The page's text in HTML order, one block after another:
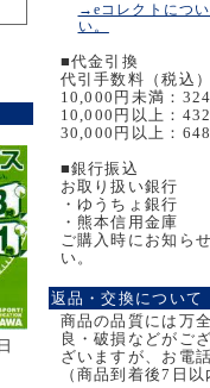
→eコレクトにつ
い。
■代金引換
代引手数料（税込
10,000円未満：
10,000円以上：
30,000円以上：
■銀行振込
お取り扱い銀行
・ゆうちょ銀行
・熊本信用金庫
ご購入時にお知ら
い。
返品・交換について
商品の品質には万
良・破損などがご
ざいますが、お電
（商品到着後7日